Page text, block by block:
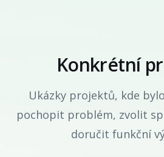
Konkrétní
Ukázky projektů, kde
pochopit problém, zvolit
doručit funkční